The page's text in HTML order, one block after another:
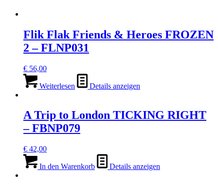
Flik Flak Friends & Heroes FROZEN
2 – FLNP031
€ 56,00
Weiterlesen Details anzeigen
A Trip to London TICKING RIGHT
– FBNP079
€ 42,00
In den Warenkorb Details anzeigen